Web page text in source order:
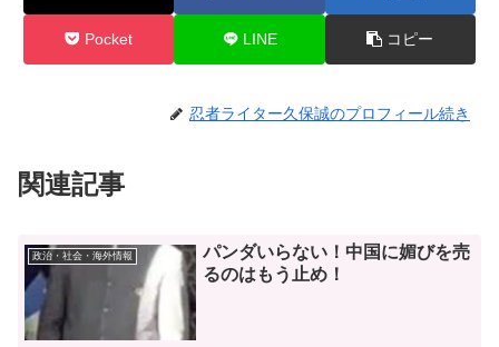
Pocket LINE コピー
忍者ライター久保誠のプロフィール続き
関連記事
政治・社会・海外情報
パンダいらない！中国に媚びを売
るのはもう止め！